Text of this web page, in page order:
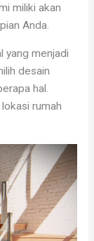
miliki akan
Anda.
yang menjadi
desain
hal.
rumah